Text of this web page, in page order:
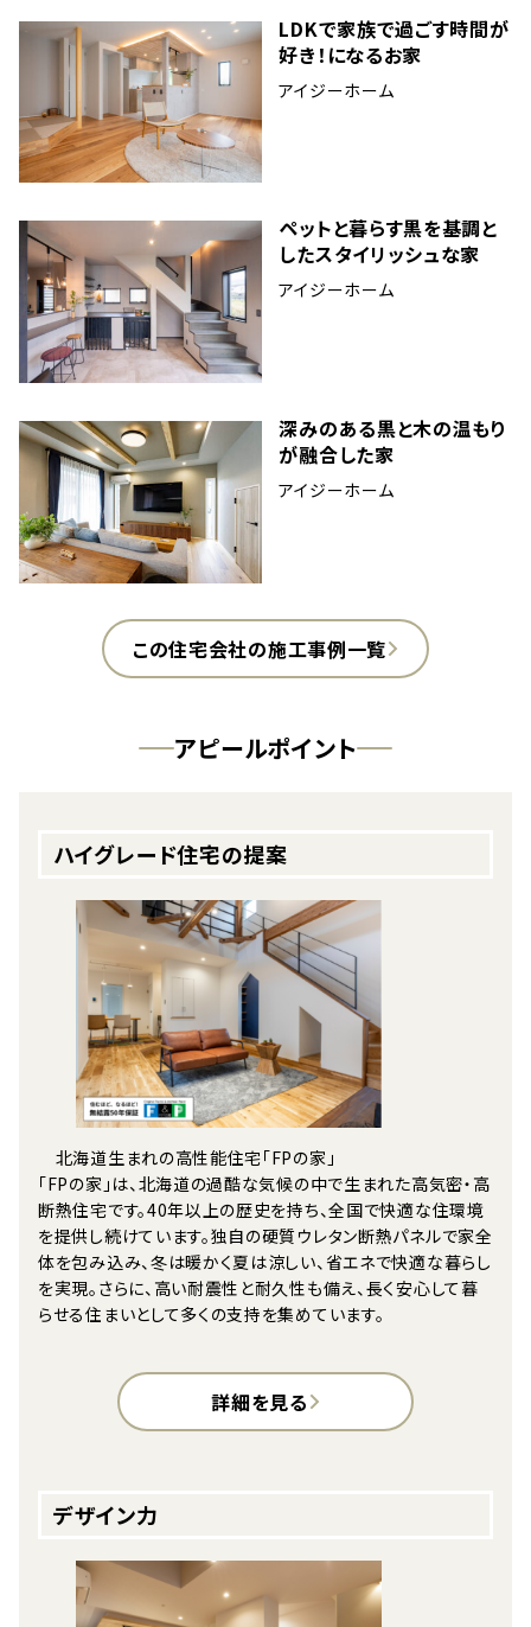
LDKで家族で過ごす時間が
好き！になるお家
アイジーホーム
ペットと暮らす黒を基調と
したスタイリッシュな家
アイジーホーム
深みのある黒と木の温もり
が融合した家
アイジーホーム
この住宅会社の施工事例一覧
アピールポイント
ハイグレード住宅の提案
北海道生まれの高性能住宅「FPの家」
「FPの家」は、北海道の過酷な気候の中で生まれた高気密・高
断熱住宅です。40年以上の歴史を持ち、全国で快適な住環境
を提供し続けています。独自の硬質ウレタン断熱パネルで家全
体を包み込み、冬は暖かく夏は涼しい、省エネで快適な暮らし
を実現。さらに、高い耐震性と耐久性も備え、長く安心して暮
らせる住まいとして多くの支持を集めています。
詳細を見る
デザイン力